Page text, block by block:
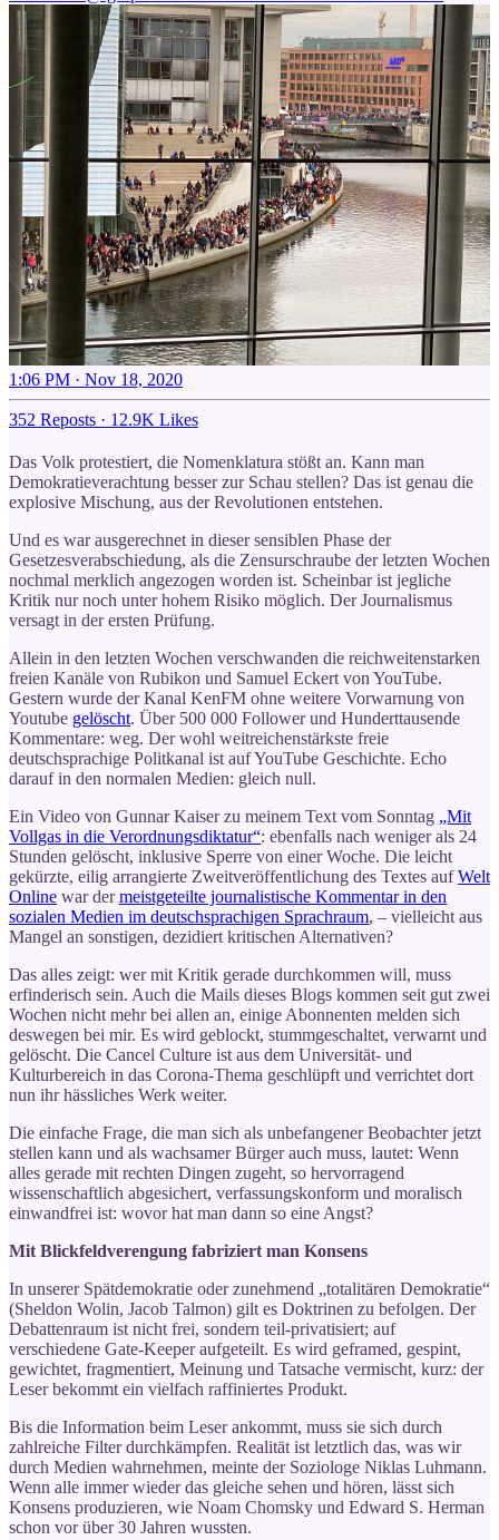
1:06 PM · Nov 18, 2020
352 Reposts · 12.9K Likes
Das Volk protestiert, die Nomenklatura stößt an. Kann man
Demokratieverachtung besser zur Schau stellen? Das ist genau die
explosive Mischung, aus der Revolutionen entstehen.
Und es war ausgerechnet in dieser sensiblen Phase der
Gesetzesverabschiedung, als die Zensurschraube der letzten Wochen
nochmal merklich angezogen worden ist. Scheinbar ist jegliche
Kritik nur noch unter hohem Risiko möglich. Der Journalismus
versagt in der ersten Prüfung.
Allein in den letzten Wochen verschwanden die reichweitenstarken
freien Kanäle von Rubikon und Samuel Eckert von YouTube.
Gestern wurde der Kanal KenFM ohne weitere Vorwarnung von
Youtube gelöscht. Über 500 000 Follower und Hunderttausende
Kommentare: weg. Der wohl weitreichenstärkste freie
deutschsprachige Politkanal ist auf YouTube Geschichte. Echo
darauf in den normalen Medien: gleich null.
Ein Video von Gunnar Kaiser zu meinem Text vom Sonntag „Mit
Vollgas in die Verordnungsdiktatur“: ebenfalls nach weniger als 24
Stunden gelöscht, inklusive Sperre von einer Woche. Die leicht
gekürzte, eilig arrangierte Zweitveröffentlichung des Textes aufWelt
Online war dermeistgeteilte journalistische Kommentar in den
sozialen Medien im deutschsprachigen Sprachraum, – vielleicht aus
Mangel an sonstigen, dezidiert kritischen Alternativen?
Das alles zeigt: wer mit Kritik gerade durchkommen will, muss
erfinderisch sein. Auch die Mails dieses Blogs kommen seit gut zwei
Wochen nicht mehr bei allen an, einige Abonnenten melden sich
deswegen bei mir. Es wird geblockt, stummgeschaltet, verwarnt und
gelöscht. Die Cancel Culture ist aus dem Universität- und
Kulturbereich in das Corona-Thema geschlüpft und verrichtet dort
nun ihr hässliches Werk weiter.
Die einfache Frage, die man sich als unbefangener Beobachter jetzt
stellen kann und als wachsamer Bürger auch muss, lautet: Wenn
alles gerade mit rechten Dingen zugeht, so hervorragend
wissenschaftlich abgesichert, verfassungskonform und moralisch
einwandfrei ist: wovor hat man dann so eine Angst?
Mit Blickfeldverengung fabriziert man Konsens
In unserer Spätdemokratie oder zunehmend „totalitären Demokratie“
(Sheldon Wolin, Jacob Talmon) gilt es Doktrinen zu befolgen. Der
Debattenraum ist nicht frei, sondern teil-privatisiert; auf
verschiedene Gate-Keeper aufgeteilt. Es wird geframed, gespint,
gewichtet, fragmentiert, Meinung und Tatsache vermischt, kurz: der
Leser bekommt ein vielfach raffiniertes Produkt.
Bis die Information beim Leser ankommt, muss sie sich durch
zahlreiche Filter durchkämpfen. Realität ist letztlich das, was wir
durch Medien wahrnehmen, meinte der Soziologe Niklas Luhmann.
Wenn alle immer wieder das gleiche sehen und hören, lässt sich
Konsens produzieren, wie Noam Chomsky und Edward S. Herman
schon vor über 30 Jahren wussten.